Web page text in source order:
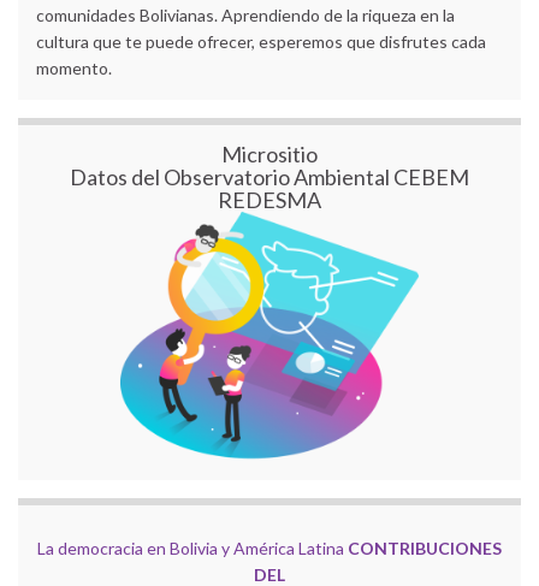
comunidades Bolivianas. Aprendiendo de la riqueza en la
cultura que te puede ofrecer, esperemos que disfrutes cada
momento.
Micrositio
Datos del Observatorio Ambiental CEBEM
REDESMA
La democracia en Bolivia y América Latina CONTRIBUCIONES
DEL